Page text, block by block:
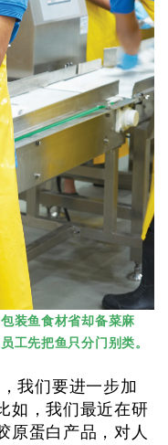
装鱼食材省却备菜麻
工先把鱼只分门别类。
我们要进一步加
如，我们最近在研
原蛋白产品，对人